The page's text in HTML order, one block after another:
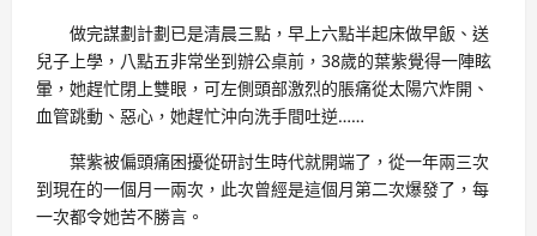
做完謀劃計劃已是清晨三點，早上六點半起床做早飯、送
兒子上學，八點五非常坐到辦公桌前，38歲的葉紫覺得一陣眩
暈，她趕忙閉上雙眼，可左側頭部激烈的脹痛從太陽穴炸開、
血管跳動、惡心，她趕忙沖向洗手間吐逆……
葉紫被偏頭痛困擾從研討生時代就開端了，從一年兩三次
到現在的一個月一兩次，此次曾經是這個月第二次爆發了，每
一次都令她苦不勝言。